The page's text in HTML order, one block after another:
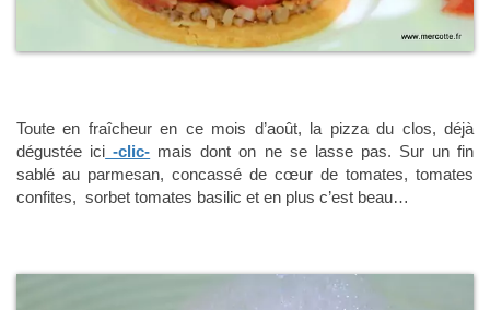
Toute en fraîcheur en ce mois d’août, la pizza du clos, déjà
dégustée ici -clic- mais dont on ne se lasse pas. Sur un fin
sablé au parmesan, concassé de cœur de tomates, tomates
confites, sorbet tomates basilic et en plus c’est beau…